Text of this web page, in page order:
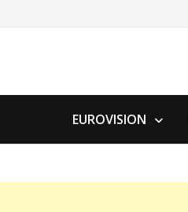
EUROVISION